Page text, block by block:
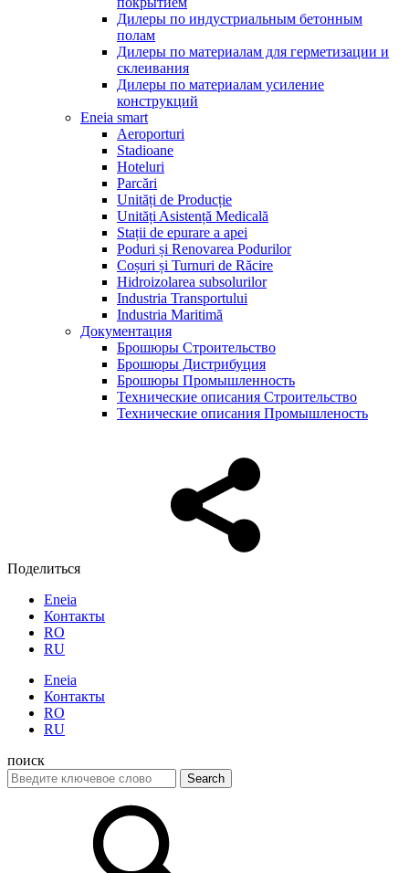
Дилеры по индустриальным бетонным
полам
Дилеры по материалам для герметизации и
склеивания
Дилеры по материалам усиление
конструкций
Eneia smart
Aeroporturi
Stadioane
Hoteluri
Parcări
Unități de Producție
Unități Asistență Medicală
Stații de epurare a apei
Poduri și Renovarea Podurilor
Coșuri și Turnuri de Răcire
Hidroizolarea subsolurilor
Industria Transportului
Industria Maritimă
Документация
Брошюры Строительство
Брошюры Дистрибуция
Брошюры Промышленность
Технические описания Строительство
Технические описания Промышленость
Поделиться
Eneia
Контакты
RO
RU
Eneia
Контакты
RO
RU
поиск